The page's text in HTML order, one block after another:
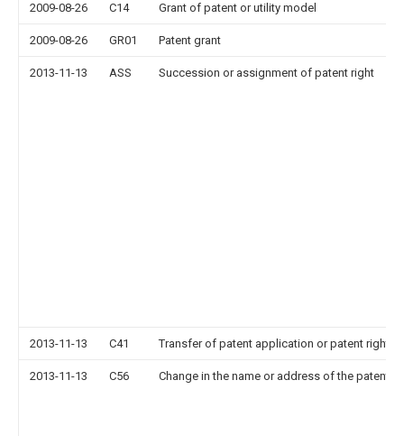
2009-08-26 C14 Grant of patent or utility model
2009-08-26 GR01 Patent grant
2013-11-13 ASS Succession or assignment of patent right
2013-11-13 C41 Transfer of patent application or patent right
2013-11-13 C56 Change in the name or address of the patentee